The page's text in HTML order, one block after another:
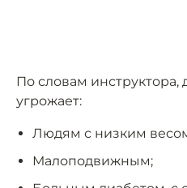
По словам
угрожает:
Людям с низким
Малоподвижным;